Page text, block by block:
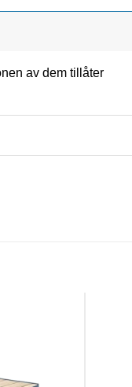
av dem tillåter